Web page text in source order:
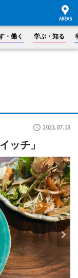
・働く 学ぶ・知る
2021.07.13
ッチ」